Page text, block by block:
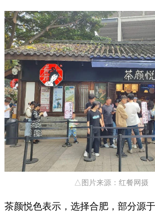
△图片来源：红餐网摄
茶颜悦色表示，选择合肥，部分源